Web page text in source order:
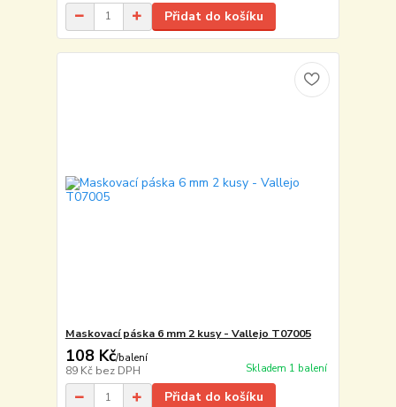
Přidat do košíku
Maskovací páska 6 mm 2 kusy - Vallejo T07005
108 Kč/balení
89 Kč bez DPH Skladem 1 balení
Přidat do košíku